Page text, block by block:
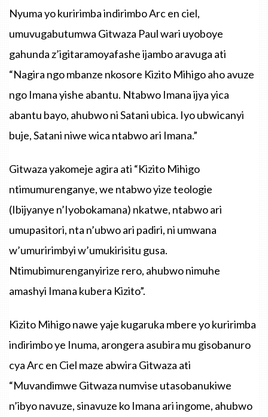
Nyuma yo kuririmba indirimbo Arc en ciel,
umuvugabutumwa Gitwaza Paul wari uyoboye
gahunda z’igitaramoyafashe ijambo aravuga ati
“Nagira ngo mbanze nkosore Kizito Mihigo aho avuze
ngo Imana yishe abantu. Ntabwo Imana ijya yica
abantu bayo, ahubwo ni Satani ubica. Iyo ubwicanyi
buje, Satani niwe wica ntabwo ari Imana.”
Gitwaza yakomeje agira ati “Kizito Mihigo
ntimumurenganye, we ntabwo yize teologie
(Ibijyanye n’Iyobokamana) nkatwe, ntabwo ari
umupasitori, nta n’ubwo ari padiri, ni umwana
w’umuririmbyi w’umukirisitu gusa.
Ntimubimurenganyirize rero, ahubwo nimuhe
amashyi Imana kubera Kizito”.
Kizito Mihigo nawe yaje kugaruka mbere yo kuririmba
indirimbo ye Inuma, arongera asubira mu gisobanuro
cya Arc en Ciel maze abwira Gitwaza ati
“Muvandimwe Gitwaza numvise utasobanukiwe
n’ibyo navuze, sinavuze ko Imana ari ingome, ahubwo